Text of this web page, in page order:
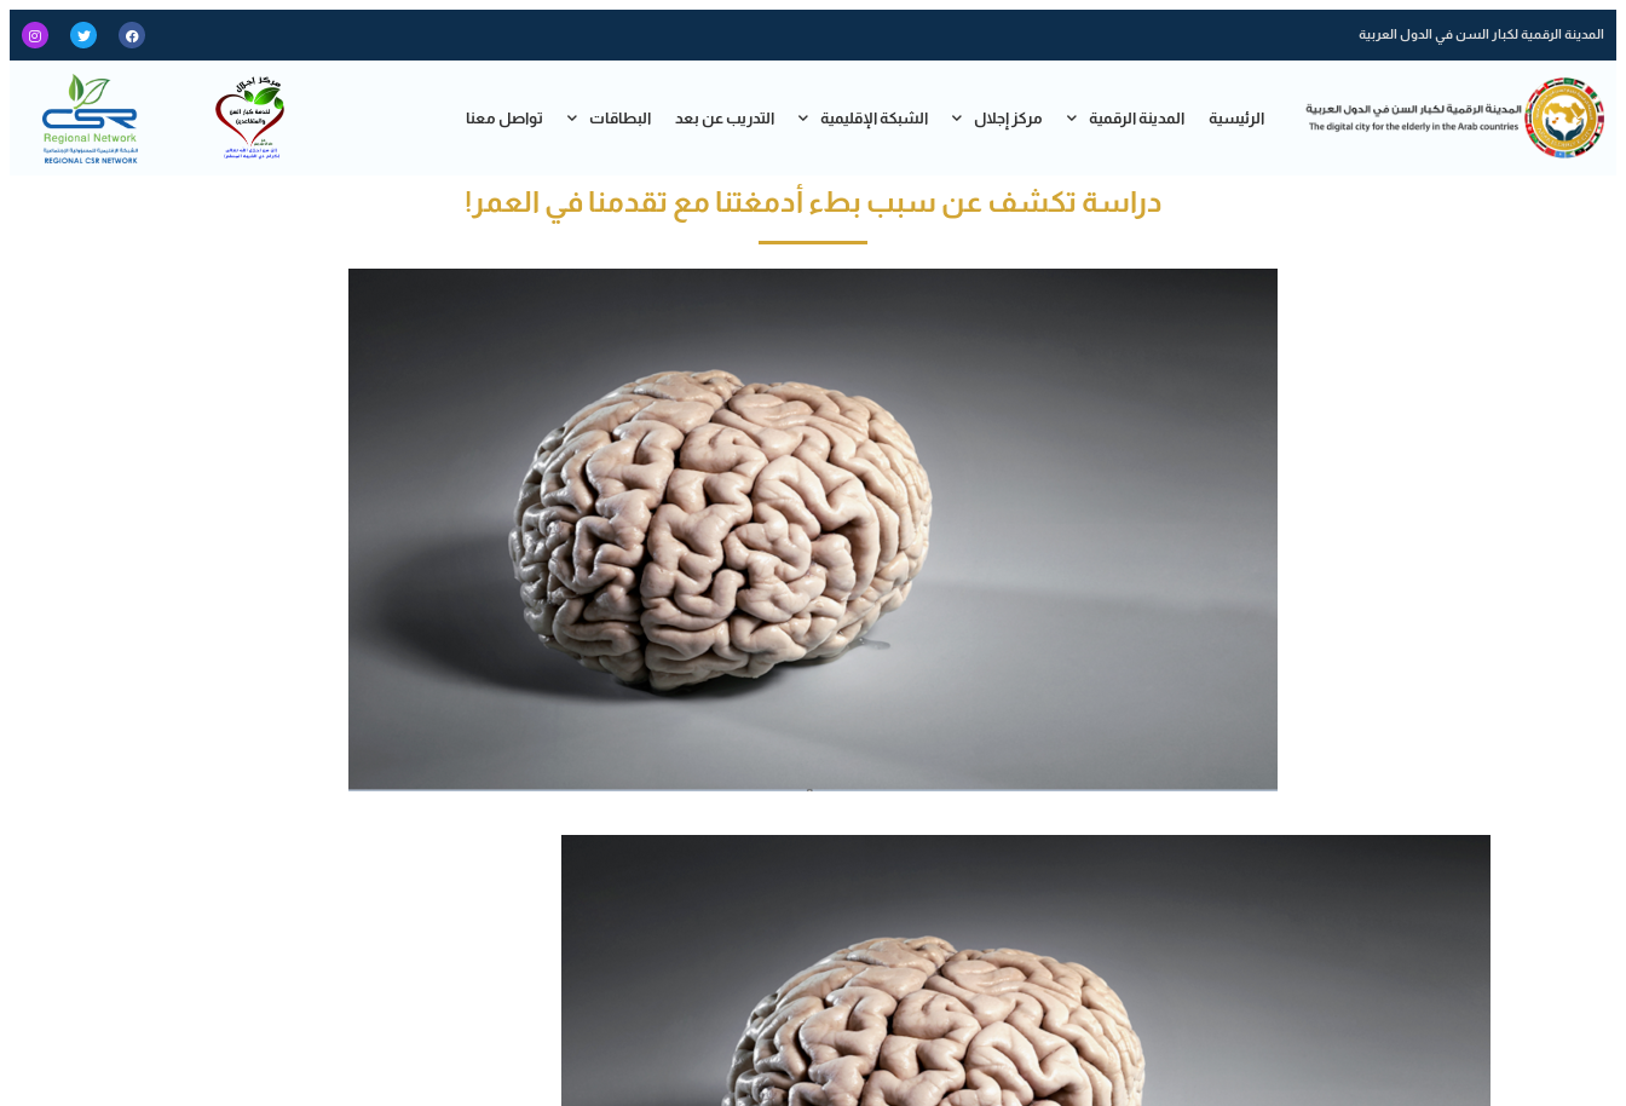
المدينة الرقمية لكبار السن في الدول العربية
الرئيسية المدينة الرقمية مركز إجلال الشبكة الإقليمية التدريب عن بعد البطاقات تواصل معنا
دراسة تكشف عن سبب بطء أدمغتنا مع تقدمنا في العمر!